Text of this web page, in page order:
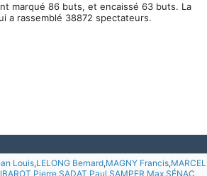
marqué 86 buts, et encaissé 63 buts. La
a rassemblé 38872 spectateurs.
Louis,LELONG Bernard,MAGNY Francis,MARCEL
Pierre,SADAT Paul,SAMPER Max,SÉNAC